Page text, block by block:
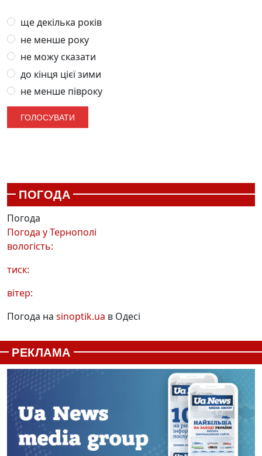
ще декілька років
не менше року
не можу сказати
до кінця цієї зими
не менше півроку
ПОГОДА
Погода
Погода уТернополі
вологість:
тиск:
вітер:
Погода на sinoptik.ua в Одесі
РЕКЛАМА